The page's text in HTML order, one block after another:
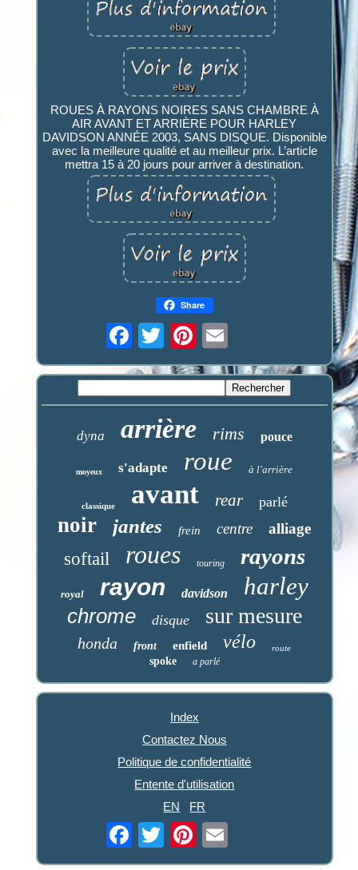
ROUES À RAYONS NOIRES SANS CHAMBRE À
AIR AVANT ET ARRIÈRE POUR HARLEY
DAVIDSON ANNÉE 2003, SANS DISQUE. Disponible
avec la meilleure qualité et au meilleur prix. L’article
mettra 15 à 20 jours pour arriver à destination.
Share
dyna arrière rims pouce
moyeux s'adapte roue à l'arrière
classique avant rear parlé
noir jantes frein centre alliage
softail roues touring rayons
royal rayon davidson harley
chrome disque sur mesure
honda front enfield vélo route
spoke a parlé
Index
Contactez Nous
Politique de confidentialité
Entente d'utilisation
EN
FR